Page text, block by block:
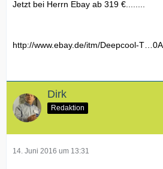
Jetzt bei Herrn Ebay ab 319 €........
http://www.ebay.de/itm/Deepcool-
Dirk
Redaktion
14. Juni 2016 um 13:31